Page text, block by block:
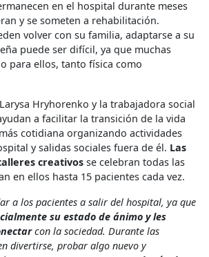
en el hospital durante meses
y se someten a rehabilitación.
volver con su familia, adaptarse a su
puede ser difícil, ya que muchas
para ellos, tanto física como
Hryhorenko y la trabajadora social
a facilitar la transición de la vida
cotidiana organizando actividades
y salidas sociales fuera de él. Las
creativos se celebran todas las
en ellos hasta 15 pacientes cada vez.
a los pacientes a salir del hospital, ya que
su estado de ánimo y les
con la sociedad. Durante las
divertirse, probar algo nuevo y